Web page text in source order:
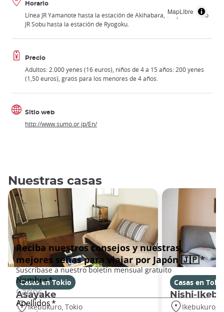
MapLibre
Horario
Línea JR Yamanote hasta la estación de Akihabara, después metro
JR Sobu hasta la estación de Ryogoku.
Precio
Adultos: 2.000 yenes (16 euros), niños de 4 a 15 años: 200 yenes
(1,50 euros), gratis para los menores de 4 años.
Sitio web
http://www.sumo.or.jp/En/
Nuestras casas
Casas en Tokio
Asayake
Ikebukuro, Tokio
Casas en
Nishi-
Ikebukuro,